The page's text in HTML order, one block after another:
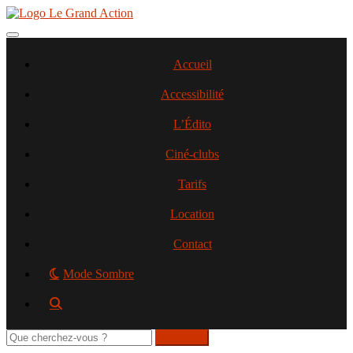
Aller
contenu
Toggle navigation
Accueil
Accessibilité
L’Édito
Ciné-clubs
Tarifs
Location
Contact
Mode Sombre
Rechercher
sur